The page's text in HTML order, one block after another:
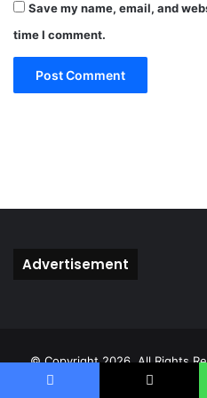
Save my name, email, and
time I comment.
Advertisement
© Copyright 2026, All Rights